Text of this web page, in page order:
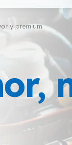
y premium